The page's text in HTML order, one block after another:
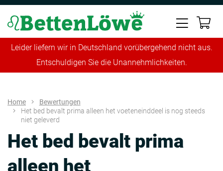
Leider liefern wir in Deutschland vorübergehend nicht aus.
Entschuldigen Sie die Unannehmlichkeiten.
Home
Bewertungen
Het bed bevalt prima alleen het voeteneinddeel is nog steeds
niet geleverd
Het bed bevalt prima
alleen het